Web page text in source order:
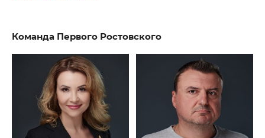
Команда Первого Ростовского